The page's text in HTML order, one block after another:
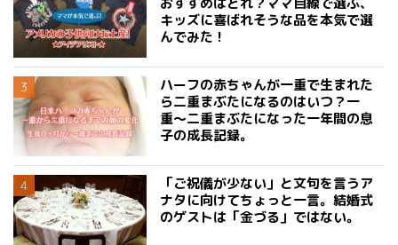
キッズに喜ばれそうな品を本気で選
んでみた！
ハーフの赤ちゃんが一重で生まれた
ら二重まぶたになるのはいつ？一
重〜二重まぶたになった一年間の息
子の成長記録。
「ご祝儀が少ない」と文句を言うア
ナタに向けてちょっと一言。結婚式
のゲストは「金づる」ではない。